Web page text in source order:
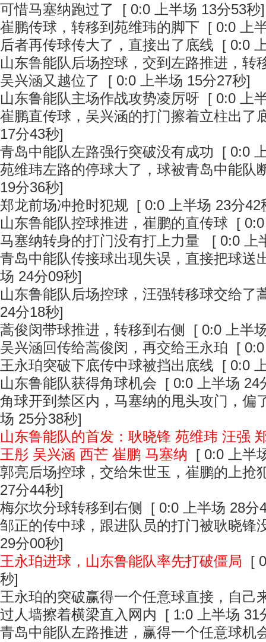
可惜马塞纳跑过了
[ 0:0 上半场 13分53秒]
崔鹏传球，转移到苑维玮的脚下 [ 0:0 上
后者再传球传大了，直接出了底线 [ 0:0
山东鲁能队后场控球，交到左路推进，转
吴兴涵又越位了
[ 0:0 上半场 15分27秒]
山东鲁能队主场作战攻势凌厉呀 [ 0:0 上
崔鹏直传球，吴兴涵的打门擦着立柱出了
17分43秒]
青岛中能队左路强行突破没有成功 [ 0:0
苑维玮左路的停球大了，球被青岛中能队
19分36秒]
郑龙前场冲抢时犯规 [ 0:0 上半场 23分42
山东鲁能队控球推进，崔鹏的直传球 [
马塞纳转身的打门没有打上力量
[ 0:0 上
青岛中能队传接球出现失误，直接把球送
场 24分09秒]
山东鲁能队后场控球，汪强转移球交给了
24分18秒]
蒿俊闵带球推进，转移到右侧
[ 0:0 上半
吴兴涵回传给蒿俊闵，再交给王永珀 [
王永珀突破下底传中球被挡出底线 [ 0:0
山东鲁能队获得角球机会 [ 0:0 上半场 24
角球开到禁区内，马塞纳的甩头攻门，偏
场 25分38秒]
山东鲁能队的首发：耿晓锋 苑维玮 汪强
王彤 吴兴涵 西芒 崔鹏 马塞纳 [ 0:0 上半
郭亮后场控球，交给朱世玉，崔鹏的上抢
27分44秒]
梅尔坎分球转移到右侧
[ 0:0 上半场 28分
邹正的传中球，跟进队员的打门被耿晓锋
29分00秒]
王永珀进球，山东鲁能队率先打破僵局 [
秒]
王永珀的突破赢得一个任意球直接，自己
过人墙擦着横梁直入网内 [ 1:0 上半场 31
青岛中能队左路推进，赢得一个任意球机